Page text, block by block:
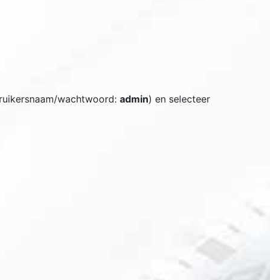
wachtwoord: admin) en selecteer